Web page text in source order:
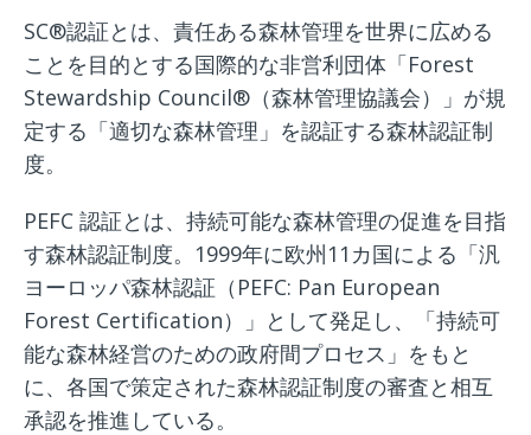
SC®認証とは、責任ある森林管理を世界に広める
ことを⽬的とする国際的な⾮営利団体「Forest
Stewardship Council®（森林管理協議会）」が規
定する「適切な森林管理」を認証する森林認証制
度。
PEFC 認証とは、持続可能な森林管理の促進を⽬指
す森林認証制度。1999年に欧州11カ国による「汎
ヨーロッパ森林認証（PEFC: Pan European
Forest Certification）」として発⾜し、「持続可
能な森林経営のための政府間プロセス」をもと
に、各国で策定された森林認証制度の審査と相互
承認を推進している。